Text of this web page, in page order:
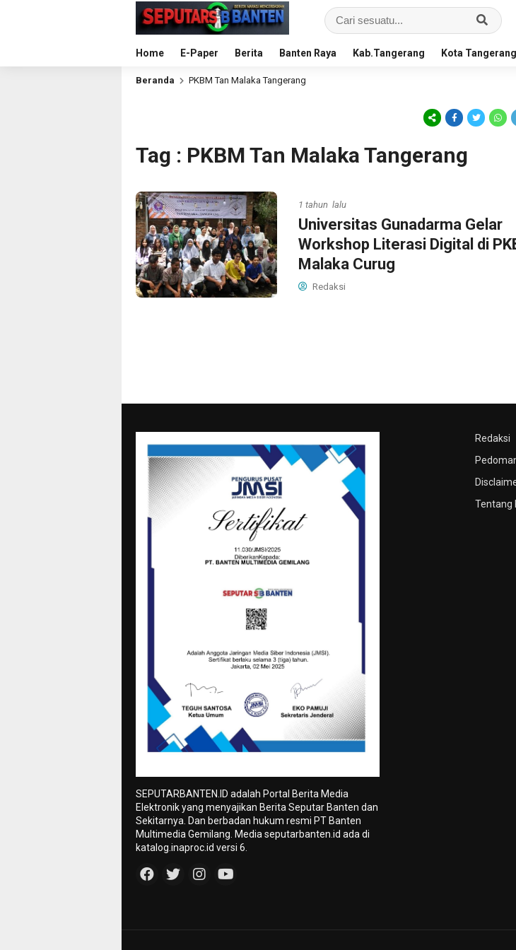
Home E-Paper Berita Banten Raya Kab.Tangerang Kota Tangerang
Beranda PKBM Tan Malaka Tangerang
Tag : PKBM Tan Malaka Tangerang
1 tahun lalu
Universitas Gunadarma Gelar
Workshop Literasi Digital di
Malaka Curug
Redaksi
Redaksi
Tentang
SEPUTARBANTEN.ID adalah Portal Berita Media
Elektronik yang menyajikan Berita Seputar Banten dan
Sekitarnya. Dan berbadan hukum resmi PT Banten
Multimedia Gemilang. Media seputarbanten.id ada di
katalog.inaproc.id versi 6.